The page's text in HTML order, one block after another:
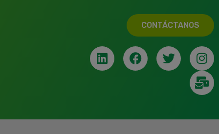
CONTÁCTANOS